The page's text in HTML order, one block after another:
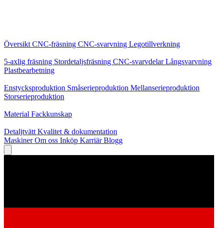
Översikt CNC-fräsning CNC-svarvning Legotillverkning
5-axlig fräsning Stordetaljsfräsning CNC-svarvdelarLångsvarvning
Plastbearbetning
Enstycksproduktion Småserieproduktion Mellanserieproduktion
Storserieproduktion
Material Fackkunskap
Detaljtvätt Kvalitet & dokumentation
MaskinerOm oss Inköp KarriärBlogg